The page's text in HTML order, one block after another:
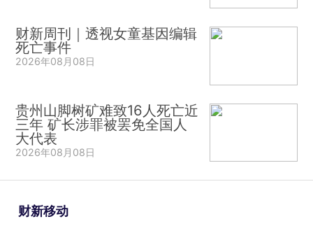
财新周刊｜透视女童基因编辑
死亡事件
2026年08月08日
贵州山脚树矿难致16人死亡近
三年 矿长涉罪被罢免全国人
大代表
2026年08月08日
财新移动